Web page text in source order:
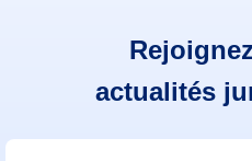
actualités